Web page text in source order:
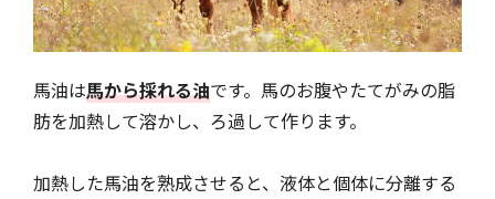
馬油は馬から採れる油です。馬のお腹やたてがみの脂
肪を加熱して溶かし、ろ過して作ります。
加熱した馬油を熟成させると、液体と個体に分離する